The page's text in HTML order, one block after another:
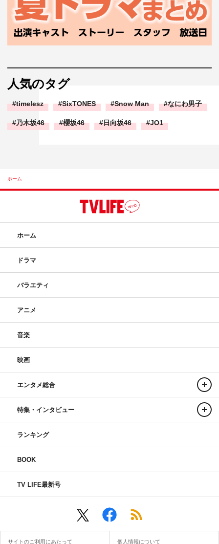
人気のタグ
timelesz SixTONES Snow Man なにわ男子
乃木坂46 櫻坂46 日向坂46 JO1
ホーム
ホーム
ドラマ
バラエティ
アニメ
音楽
映画
エンタメ総合
特集・インタビュー
ランキング
BOOK
TV LIFE最新号
サイトのご利用にあたって 個人情報について